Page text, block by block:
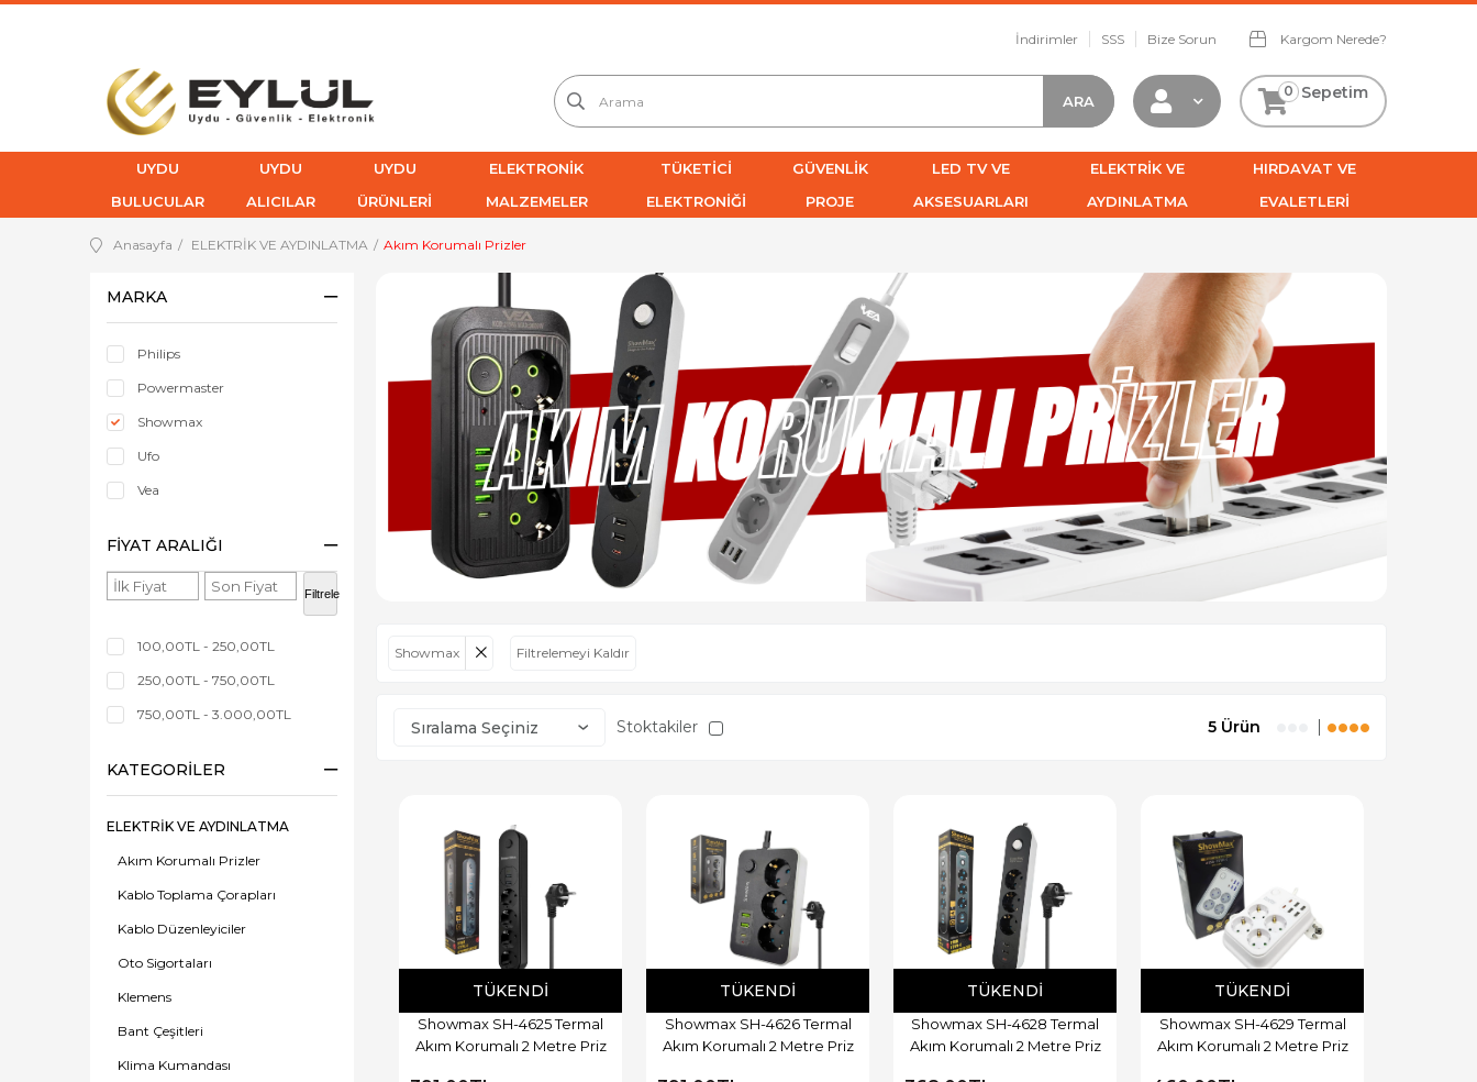
İndirimler SSS Bize Sorun Kargom Nerede?
Sepetim
0
UYDU
BULUCULAR
UYDU
ALICILAR
UYDU
ÜRÜNLERİ
ELEKTRONİK
MALZEMELER
TÜKETİCİ
ELEKTRONİĞİ
GÜVENLİK
PROJE
LED TV VE
AKSESUARLARI
ELEKTRİK VE
AYDINLATMA
HIRDAVAT VE
EVALETLERİ
Anasayfa ELEKTRİK VE AYDINLATMA Akım Korumalı Prizler
MARKA
Philips
Powermaster
Showmax
Ufo
Vea
FIYAT ARALIĞI
Filtrele
100,00TL - 250,00TL
250,00TL - 750,00TL
750,00TL - 3.000,00TL
KATEGORILER
ELEKTRİK VE AYDINLATMA
Akım Korumalı Prizler
Kablo Toplama Çorapları
Kablo Düzenleyiciler
Oto Sigortaları
Klemens
Bant Çeşitleri
Klima Kumandası
Showmax Filtrelemeyi Kaldır
Stoktakiler 5 Ürün
TÜKENDI
Showmax SH-4625 Termal
Akım Korumalı 2 Metre Priz
TÜKENDI
Showmax SH-4626 Termal
Akım Korumalı 2 Metre Priz
TÜKENDI
Showmax SH-4628 Termal
Akım Korumalı 2 Metre Priz
TÜKENDI
Showmax SH-4629 Termal
Akım Korumalı 2 Metre Priz